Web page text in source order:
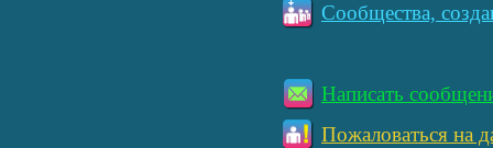
Сообщества,
Написать
Пожаловаться на